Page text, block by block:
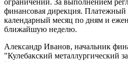
финансовая дирекция. Платежный
календарный месяц по дням и
ближайшую неделю.
Александр Иванов, начальник
"Кулебакский металлургический